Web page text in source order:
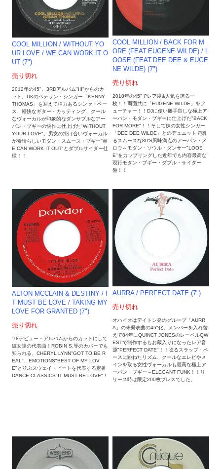
COOL MILLION ‎/ WITHOUT YO
UR LOVE / WE CAN WORK IT O
UT (7")
売り切れ
2012年の45"。3RDアルバム"III"からのカ
ット。UKのベテラン・シンガー「KENNY
THOMAS」を迎えて弾力あるシンセ・ベー
ス、軽快なギター・カッティング、クール
なヴォーカルが印象的なダンサブルなアー
バン・ブギーの快作に仕上げた"WITHOUT
YOUR LOVE"、男女の掛け合いヴォーカル
が素晴らしいモダン・スムース・ブギー"W
E CAN WORK IT OUT"とダブルサイダー仕
様！！
COOL MILLION ‎/ BACK FOR M
ORE (FEAT.EUGENE WILDE) / L
OOSE (FEAT.DEE DEE & EUGE
NE WILDE) (7")
売り切れ
2010年の45"でレア度&人気を誇る一
枚！！両面共に「EUGENE WILDE」をフ
ューチャー！！DJに使い勝手良しな極上ア
ーバン・モダン・ブギーに仕上げた"BACK
FOR MORE"！！そして妹の女性シンガー
「DEE DEE WILDE」とのデュエットで贈
るスムースな80'S風味満点のアーバン・メ
ロウ～モダン・ソウル・ダンサー"LOOS
E"をカップリングした近年でも内容最高な
現行モダン・ブギー・ダブル・サイダー
盤！！
ALTON MCCLAIN & DESTINY / I
T MUST BE LOVE / TAKING MY
LOVE FOR GRANTED (7")
売り切れ
'78デビュー・アルバムからのカットにして
彼女達の代表曲！ROBIN S.等のカバーでも
知られる、CHERYL LYNN"GOT TO BE R
EAL"、EMOTIONS"BEST OF MY LOV
E"と並ぶスウェイ・ビートを代表する定番
DANCE CLASSICS"IT MUST BE LOVE"！
AURRA / PERFECT DATE (7")
売り切れ
オハイオはデイトン発のグループ「AURR
A」の未発表曲の45"化。メンバーを入れ替
えて84年にQUINCT JONESのレーベルQW
ESTで制作するもお蔵入りになったレア音
源"PERFECT DATE"！！唸るスラップ・ベ
ースに跳ねたリズム、クールなエレピやメ
インを取る女性ヴォーカルも最高な極上ア
ーバン・ブギー～ELEGANT FUNK！！リ
リース時は限定200枚プレスでした。